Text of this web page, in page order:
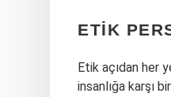
ETIK
Etik açıdan her
insanlığa karşı